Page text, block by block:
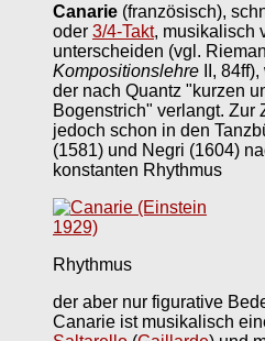
Canarie (französisch),
oder 3/4-Takt, musikalisch
unterscheiden (vgl.
Kompositionslehre II,
der nach Quantz "kurzen
Bogenstrich" verlangt. Zur
jedoch schon in den
(1581) und Negri (1604)
konstanten Rhythmus
Rhythmus
der aber nur figurative
Canarie ist musikalisch